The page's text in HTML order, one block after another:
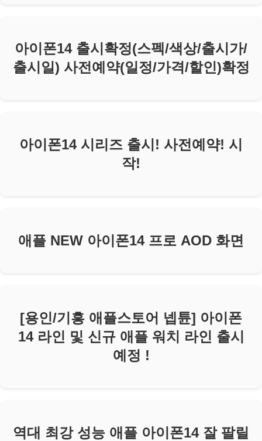
아이폰14 출시확정(스펙/색상/출시가/
출시일) 사전예약(일정/가격/할인)확정
아이폰14 시리즈 출시! 사전예약! 시
작!
애플 NEW 아이폰14 프로 AOD 화면
[용인/기흥 애플스토어 넵튠] 아이폰
14 라인 및 신규 애플 워치 라인 출시
예정 !
역대 최강 성능 애플 아이폰14 잘 팔릴